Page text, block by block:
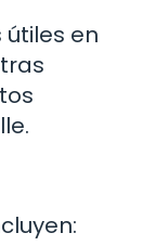
en